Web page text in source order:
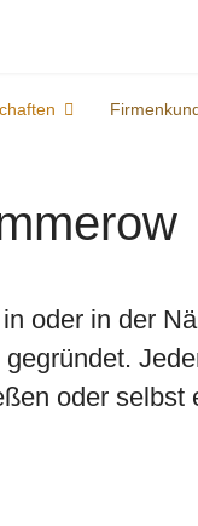
oder in der
oder